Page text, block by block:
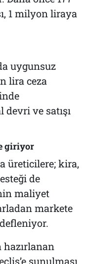
1 milyon liraya
uygunsuz
lira ceza
ve satışı
giriyor
üreticilere; kira,
de
maliyet
markete
hazırlanan
sunulması